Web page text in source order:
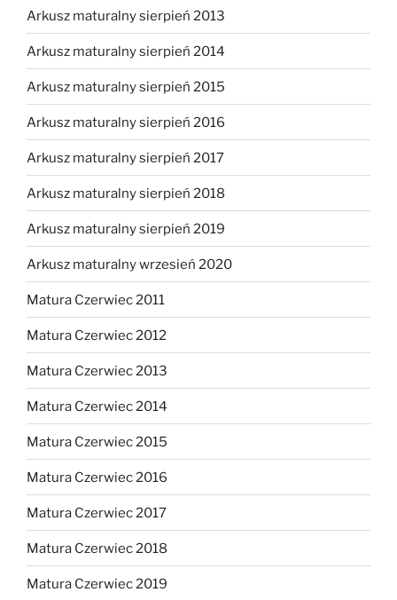
Arkusz maturalny sierpień 2013
Arkusz maturalny sierpień 2014
Arkusz maturalny sierpień 2015
Arkusz maturalny sierpień 2016
Arkusz maturalny sierpień 2017
Arkusz maturalny sierpień 2018
Arkusz maturalny sierpień 2019
Arkusz maturalny wrzesień 2020
Matura Czerwiec 2011
Matura Czerwiec 2012
Matura Czerwiec 2013
Matura Czerwiec 2014
Matura Czerwiec 2015
Matura Czerwiec 2016
Matura Czerwiec 2017
Matura Czerwiec 2018
Matura Czerwiec 2019